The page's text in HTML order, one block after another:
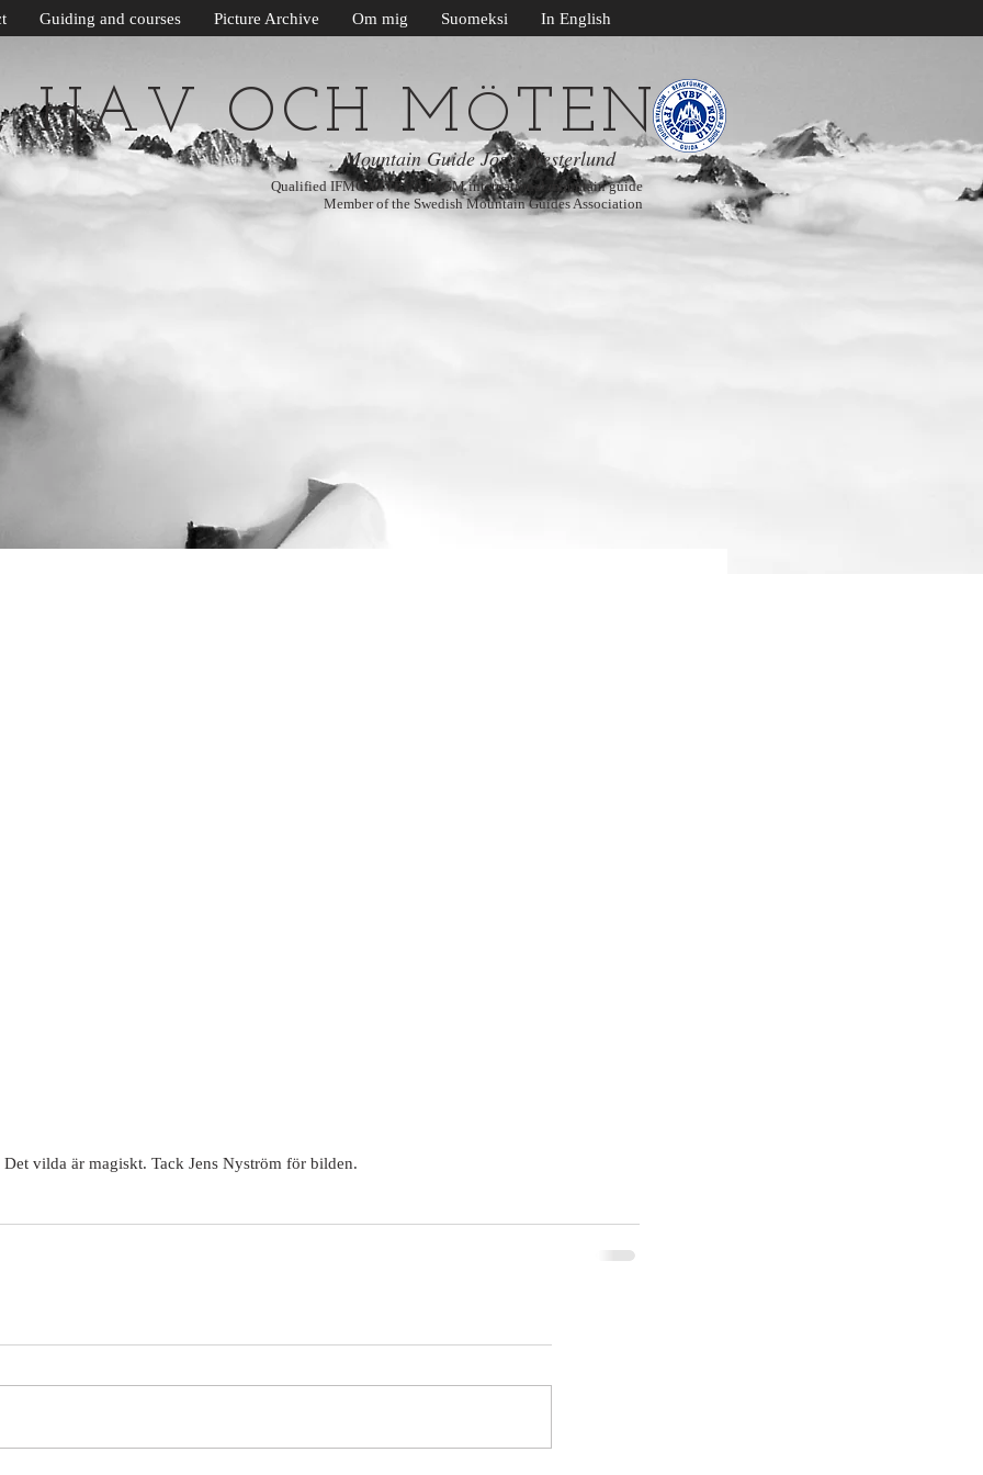
HAV OCH MÖTEN
Mountain Guide Josef Westerlund
Qualified IFMGA/IVBV/UIAGM international mountain guide
Member of the Swedish Mountain Guides Association
Guiding and courses Picture Archive Om mig Suomeksi In English
vilda är magiskt. Tack Jens Nyström för bilden.